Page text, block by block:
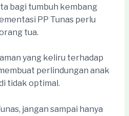
bagi tumbuh kembang
PP Tunas perlu
tua.
yang keliru terhadap
perlindungan anak
tidak optimal.
jangan sampai hanya